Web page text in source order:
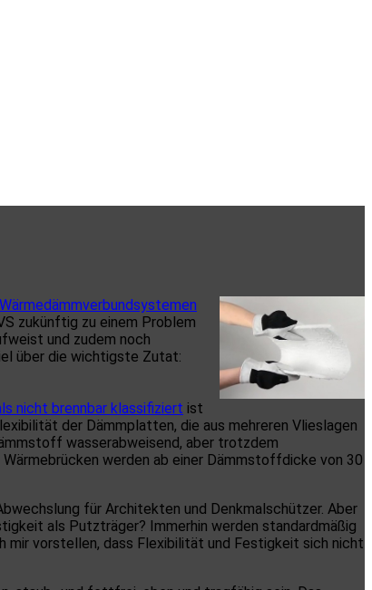
zukünftig zu einem Problem
und zudem noch
über die wichtigste Zutat:
nicht brennbar klassifiziert ist
der Dämmplatten, die aus mehreren Vlieslagen
wasserabweisend, aber trotzdem
werden ab einer Dämmstoffdicke von 30
für Architekten und Denkmalschützer. Aber
als Putzträger? Immerhin werden standardmäßig
mir vorstellen, dass Flexibilität und Festigkeit sich nicht